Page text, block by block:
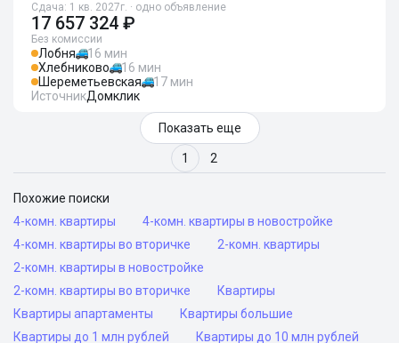
Сдача: 1 кв. 2027г. · одно объявление
17 657 324 ₽
Без комиссии
Лобня
16 мин
Хлебниково
16 мин
Шереметьевская
17 мин
ИсточникДомклик
Показать еще
1 2
Похожие поиски
4-комн. квартиры
4-комн. квартиры в новостройке
4-комн. квартиры во вторичке
2-комн. квартиры
2-комн. квартиры в новостройке
2-комн. квартиры во вторичке
Квартиры
Квартиры апартаменты
Квартиры большие
Квартиры до 1 млн рублей
Квартиры до 10 млн рублей